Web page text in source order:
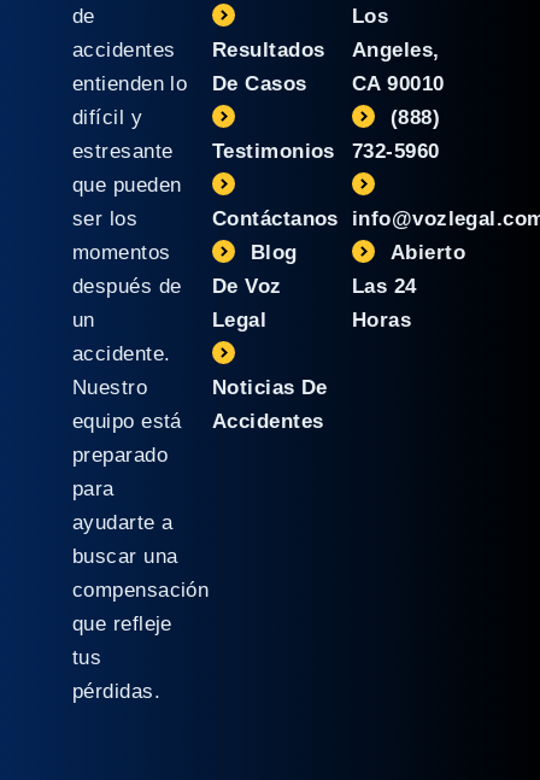
de
accidentes
entienden lo
difícil y
estresante
que pueden
ser los
momentos
después de
un
accidente.
Nuestro
equipo está
preparado
para
ayudarte a
buscar una
compensación
que refleje
tus
pérdidas.
Resultados
De Casos
Testimonios
Contáctanos
Blog
De Voz
Legal
Noticias De
Accidentes
Los
Angeles,
CA 90010
(888)
732-5960
Abierto
Las 24
Horas